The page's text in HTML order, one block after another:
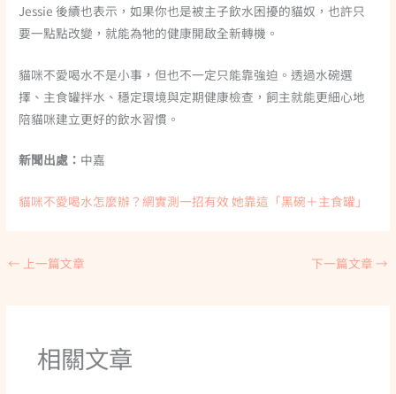
Jessie 後續也表示，如果你也是被主子飲水困擾的貓奴，也許只
要一點點改變，就能為牠的健康開啟全新轉機。
貓咪不愛喝水不是小事，但也不一定只能靠強迫。透過水碗選
擇、主食罐拌水、穩定環境與定期健康檢查，飼主就能更細心地
陪貓咪建立更好的飲水習慣。
新聞出處： 中嘉
貓咪不愛喝水怎麼辦？網實測一招有效 她靠這「黑碗＋主食罐」
← 上一篇文章 下一篇文章 →
相關文章